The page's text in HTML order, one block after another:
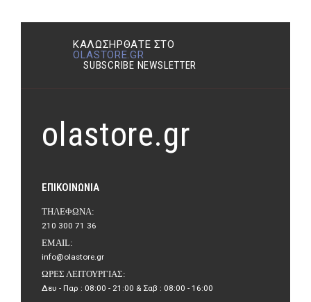
ΚΑΛΩΣΉΡΘΑΤΕ ΣΤΟ
OLASTORE.GR
SUBSCRIBE NEWSLETTER
olastore.gr
ΕΠΙΚΟΙΝΩΝΊΑ
ΤΗΛΈΦΩΝΑ:
210 300 71 36
EMAIL:
info@olastore.gr
ΏΡΕΣ ΛΕΙΤΟΥΡΓΊΑΣ:
Δευ - Παρ : 08:00 - 21:00 & Σαβ : 08:00 - 16:00